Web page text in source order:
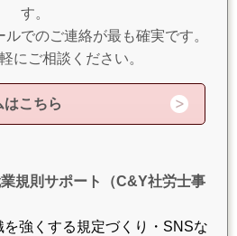
す。
でのご連絡が最も確実です。
にご相談ください。
こちら
規則サポート（C&Y社労士事
強くする規定づくり・SNSな